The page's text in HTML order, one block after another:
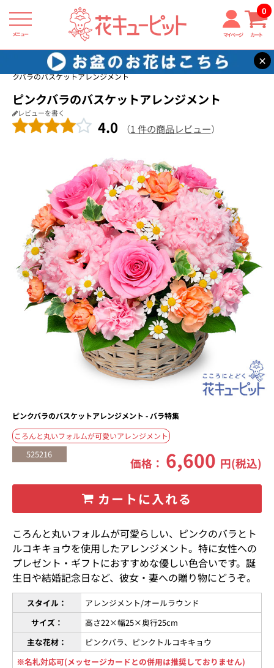
メニュー マイページ カート
0
×
花キューピット バラ プレゼント・ギフト特集2026
【バラ特集】ピン
クバラのバスケットアレンジメント
ピンクバラのバスケットアレンジメント
レビューを書く
4.0 （1 件の商品レビュー）
ピンクバラのバスケットアレンジメント - バラ特集
ころんと丸いフォルムが可愛いアレンジメント
525216
価格： 6,600 円(税込)
カートに入れる
ころんと丸いフォルムが可愛らしい、ピンクのバラとト
ルコキキョウを使用したアレンジメント。特に女性への
プレゼント・ギフトにおすすめな優しい色合いです。誕
生日や結婚記念日など、彼女・妻への贈り物にどうぞ。
スタイル：
アレンジメント/オールラウンド
サイズ：
高さ22×幅25×奥行25cm
主な花材：
ピンクバラ、ピンクトルコキキョウ
※名札対応可(メッセージカードとの併用は推奨しておりません)